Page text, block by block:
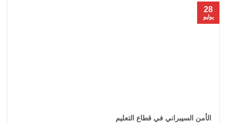
الأمن السيبراني في قطاع التعليم
28
يوليو